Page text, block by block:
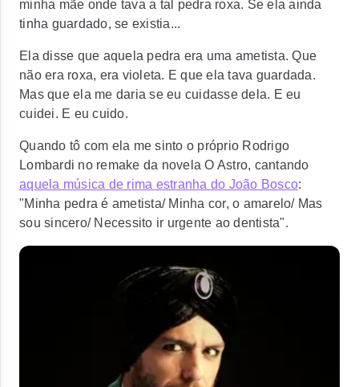
minha mãe onde tava a tal pedra roxa. Se ela ainda
tinha guardado, se existia...
Ela disse que aquela pedra era uma ametista. Que
não era roxa, era violeta. E que ela tava guardada.
Mas que ela me daria se eu cuidasse dela. E eu
cuidei. E eu cuido.
Quando tô com ela me sinto o próprio Rodrigo
Lombardi no remake da novelaO Astro, cantando
aquela música de rima estranha do João Bosco:
"Minha pedra é ametista/ Minha cor, o amarelo/ Mas
sou sincero/ Necessito ir urgente ao dentista".